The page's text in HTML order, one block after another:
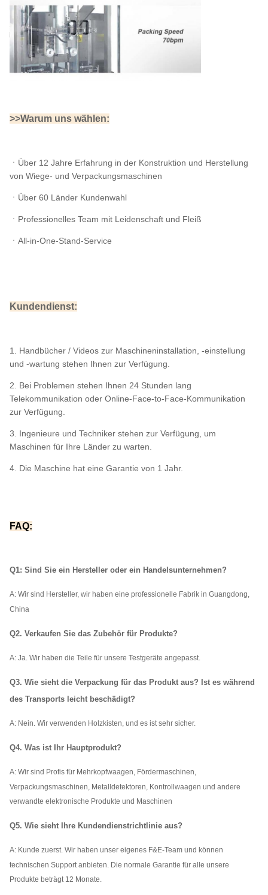
>>Warum uns wählen:
ㆍ Über 12 Jahre Erfahrung in der Konstruktion und Herstellung
von Wiege- und Verpackungsmaschinen
ㆍÜber 60 Länder Kundenwahl
ㆍProfessionelles Team mit Leidenschaft und Fleiß
ㆍAll-in-One-Stand-Service
Kundendienst:
1. Handbücher / Videos zur Maschineninstallation, -einstellung
und -wartung stehen Ihnen zur Verfügung.
2. Bei Problemen stehen Ihnen 24 Stunden lang
Telekommunikation oder Online-Face-to-Face-Kommunikation
zur Verfügung.
3. Ingenieure und Techniker stehen zur Verfügung, um
Maschinen für Ihre Länder zu warten.
4. Die Maschine hat eine Garantie von 1 Jahr.
FAQ:
Q1: Sind Sie ein Hersteller oder ein Handelsunternehmen?
A: Wir sind Hersteller, wir haben eine professionelle Fabrik in Guangdong,
China
Q2. Verkaufen Sie das Zubehör für Produkte?
A: Ja. Wir haben die Teile für unsere Testgeräte angepasst.
Q3. Wie sieht die Verpackung für das Produkt aus? Ist es während
des Transports leicht beschädigt?
A: Nein. Wir verwenden Holzkisten, und es ist sehr sicher.
Q4. Was ist Ihr Hauptprodukt?
A: Wir sind Profis für Mehrkopfwaagen, Fördermaschinen,
Verpackungsmaschinen, Metalldetektoren, Kontrollwaagen und andere
verwandte elektronische Produkte und Maschinen
Q5. Wie sieht Ihre Kundendienstrichtlinie aus?
A: Kunde zuerst. Wir haben unser eigenes F&E-Team und können
technischen Support anbieten. Die normale Garantie für alle unsere
Produkte beträgt 12 Monate.